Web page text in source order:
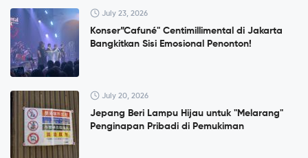
July 23, 2026
Konser”Cafuné" Centimillimental di Jakarta
Bangkitkan Sisi Emosional Penonton!
July 20, 2026
Jepang Beri Lampu Hijau untuk "Melarang"
Penginapan Pribadi di Pemukiman